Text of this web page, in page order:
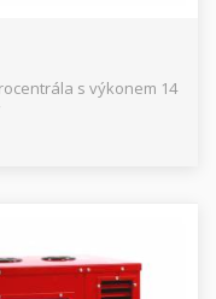
s výkonem 14